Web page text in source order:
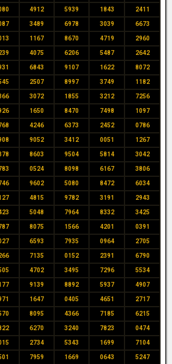
4912 5939 1843 2411
3489 6978 3039 6673
1167 8670 4719 2960
4075 6206 5487 2642
6843 9107 1622 8072
2507 8997 3749 1182
3072 1855 3212 7256
1650 8470 7498 1097
4246 6373 2452 0786
9052 3412 0051 1267
8603 9504 5814 3042
0524 8098 6167 3806
9602 5080 8472 6034
4815 9782 3191 2943
5048 7964 8332 3425
8075 1566 4201 0391
6593 7935 0964 2705
7135 0152 2391 6790
4702 3495 7296 5534
9139 8892 5937 4907
1647 0405 4651 2717
8095 4366 7185 6215
6270 3240 7823 0474
2734 5343 1699 7104
7959 1669 0643 5247